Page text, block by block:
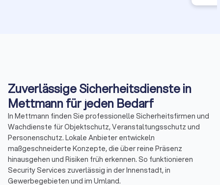
Zuverlässige Sicherheitsdienste in
Mettmann für jeden Bedarf
In Mettmann finden Sie professionelle Sicherheitsfirmen und
Wachdienste für Objektschutz, Veranstaltungsschutz und
Personenschutz. Lokale Anbieter entwickeln
maßgeschneiderte Konzepte, die über reine Präsenz
hinausgehen und Risiken früh erkennen. So funktionieren
Security Services zuverlässig in der Innenstadt, in
Gewerbegebieten und im Umland.